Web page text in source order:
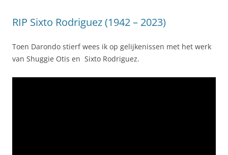
RIP Sixto Rodriguez (1942 – 2023)
Toen Darondo stierf wees ik op gelijkenissen met het werk
van Shuggie Otis en Sixto Rodriguez.